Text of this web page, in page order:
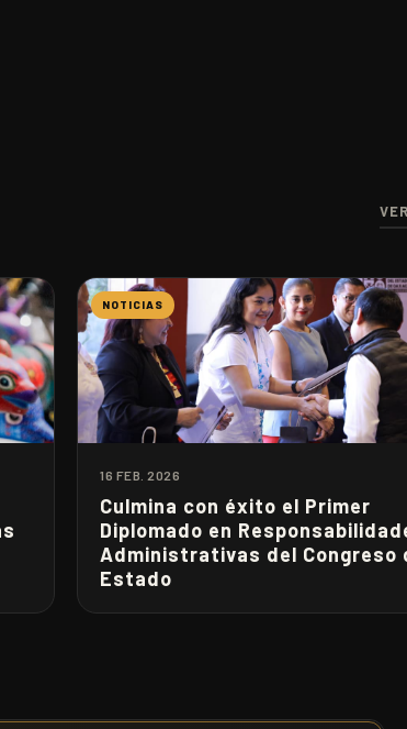
NOTICIAS
16 FEB. 2026
Culmina con éxito el Primer
Diplomado en
Administrativas del Congreso
Estado